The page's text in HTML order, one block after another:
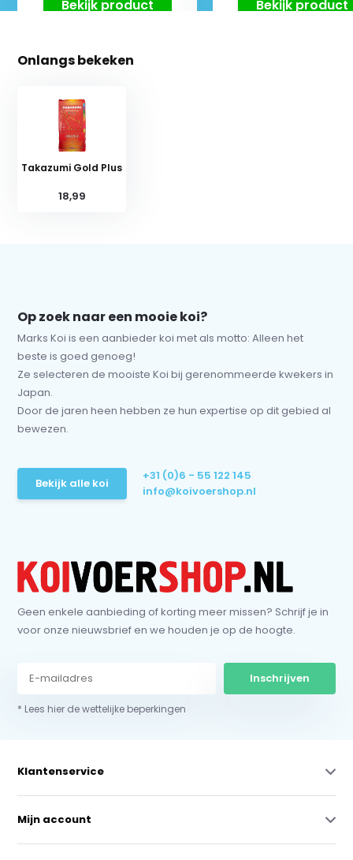
Bekijk product
Bekijk product
Onlangs bekeken
Takazumi Gold Plus
18,99
Op zoek naar een mooie koi?
Marks Koi is een aanbieder koi met als motto: Alleen het
beste is goed genoeg!
Ze selecteren de mooiste Koi bij gerenommeerde kwekers in
Japan.
Door de jaren heen hebben ze hun expertise op dit gebied al
bewezen.
Bekijk alle koi
+31 (0)6 - 55 122 145
info@koivoershop.nl
Geen enkele aanbieding of korting meer missen? Schrijf je in
voor onze nieuwsbrief en we houden je op de hoogte.
Inschrijven
* Lees hier de wettelijke beperkingen
Klantenservice
Mijn account